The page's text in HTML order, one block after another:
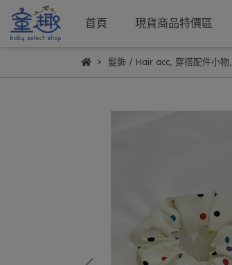
首頁 現貨商品特價區
髮飾 / Hair acc, 穿搭配件小物,